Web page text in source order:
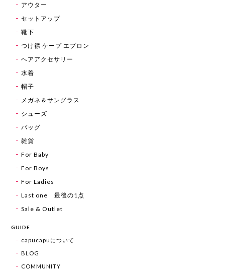
アウター
セットアップ
靴下
つけ襟 ケープ エプロン
ヘアアクセサリー
水着
帽子
メガネ＆サングラス
シューズ
バッグ
雑貨
For Baby
For Boys
For Ladies
Last one 最後の1点
Sale & Outlet
GUIDE
capucapuについて
BLOG
COMMUNITY